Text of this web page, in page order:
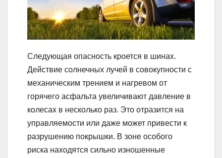
Следующая опасность кроется в шинах.
Действие солнечных лучей в совокупности с
механическим трением и нагревом от
горячего асфальта увеличивают давление в
колесах в несколько раз. Это отразится на
управляемости или даже может привести к
разрушению покрышки. В зоне особого
риска находятся сильно изношенные